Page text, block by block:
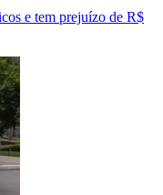
e tem prejuízo de R$